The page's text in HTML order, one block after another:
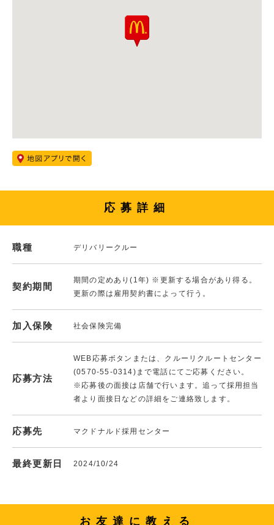
応募詳細
職種 デリバリークルー
契約期間
期間の定めあり(1年) ※更新する場合があり得る。
更新の際は雇用契約書によって行う。
加入保険 社会保険完備
応募方法
WEB応募ボタンまたは、クルーリクルートセンター
(0570-55-0314)まで電話にてご応募ください。
※応募後の面接は店舗で行います。追って採用担当
者より面接日などの詳細をご連絡致します。
応募先 マクドナルド採用センター
最終更新日 2024/10/24
お友達に教える